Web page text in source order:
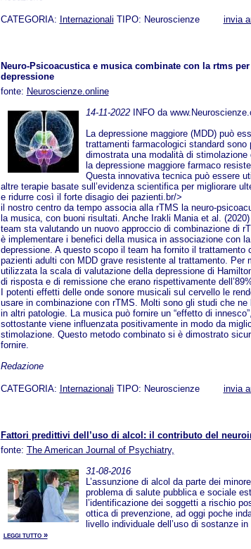
CATEGORIA: Internazionali TIPO: Neuroscienze invia
Neuro-Psicoacustica e musica combinate con la rtms
depressione
fonte: Neuroscienze.online
14-11-2022INFO da
La depressione maggiore (MDD) può
trattamenti farmacologici standard
dimostrata una modalità di
la depressione maggiore farmaco
Questa innovativa tecnica può essere
altre terapie basate sull’evidenza scientifica per migliorare
e ridurre così il forte disagio dei pazienti.br/>
il nostro centro da tempo associa alla rTMS la neuro-
la musica, con buoni risultati. Anche Irakli Mania et al.
team sta valutando un nuovo approccio di combinazione di
è implementare i benefici della musica in associazione con
depressione. A questo scopo il team ha fornito il trattamento
pazienti adulti con MDD grave resistente al trattamento. Per
utilizzata la scala di valutazione della depressione di
di risposta e di remissione che erano rispettivamente
I potenti effetti delle onde sonore musicali sul cervello le
usare in combinazione con rTMS. Molti sono gli studi che
in altri patologie. La musica può fornire un “effetto di
sottostante viene influenzata positivamente in modo da
stimolazione. Questo metodo combinato si è dimostrato
fornire.
Redazione
CATEGORIA: Internazionali TIPO: Neuroscienze invia
Fattori predittivi dell’uso di alcol: il contributo del
fonte: The American Journal of Psychiatry,
31-08-2016
L’assunzione di alcol da parte dei
problema di salute pubblica e sociale
l’identificazione dei soggetti a rischio
ottica di prevenzione, ad oggi poche
livello individuale dell’uso di sostanze
leggi tutto »